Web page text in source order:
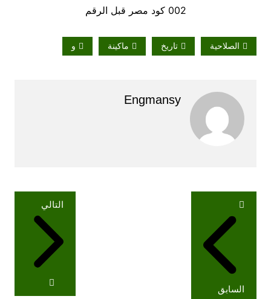
002 كود مصر قبل الرقم
الصلاحية تاريخ ماكينة و
Engmansy
تصفّح
المقالات
السابق
التالي